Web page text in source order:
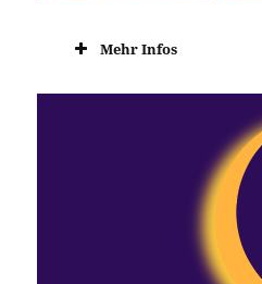
Mehr Infos